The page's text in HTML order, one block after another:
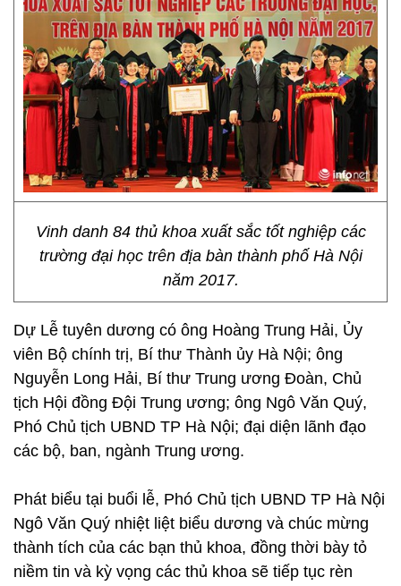
Vinh danh 84 thủ khoa xuất sắc tốt nghiệp các
trường đại học trên địa bàn thành phố Hà Nội
năm 2017.
Dự Lễ tuyên dương có ông Hoàng Trung Hải, Ủy
viên Bộ chính trị, Bí thư Thành ủy Hà Nội; ông
Nguyễn Long Hải, Bí thư Trung ương Đoàn, Chủ
tịch Hội đồng Đội Trung ương; ông Ngô Văn Quý,
Phó Chủ tịch UBND TP Hà Nội; đại diện lãnh đạo
các bộ, ban, ngành Trung ương.
Phát biểu tại buổi lễ, Phó Chủ tịch UBND TP Hà Nội
Ngô Văn Quý nhiệt liệt biểu dương và chúc mừng
thành tích của các bạn thủ khoa, đồng thời bày tỏ
niềm tin và kỳ vọng các thủ khoa sẽ tiếp tục rèn